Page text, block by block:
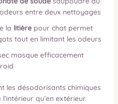
entre deux nettoyages
la litièrepour chat permet
tout en limitant les odeurs
masque efficacement
les désodorisants chimiques
qu’en extérieur.